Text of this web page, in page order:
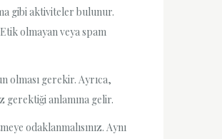
gibi aktiviteler bulunur.
olmayan veya spam
olması gerekir. Ayrıca,
gerektiği anlamına gelir.
odaklanmalısınız. Aynı